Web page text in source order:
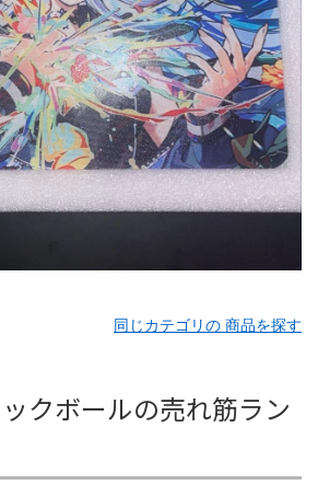
同じカテゴリの 商品を探す
クボールの売れ筋ラン